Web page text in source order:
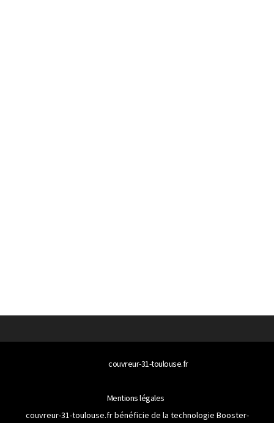
couvreur-31-toulouse.fr
Mentions légales
couvreur-31-toulouse.fr bénéficie de la technologie Booster-